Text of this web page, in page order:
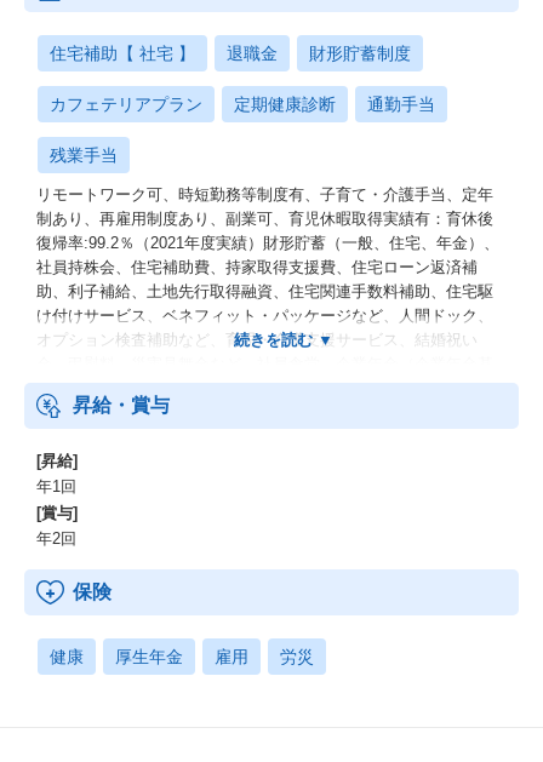
住宅補助【 社宅 】 退職金 財形貯蓄制度
カフェテリアプラン 定期健康診断 通勤手当
残業手当
リモートワーク可、時短勤務等制度有、子育て・介護手当、定年
制あり、再雇用制度あり、副業可、育児休暇取得実績有：育休後
復帰率:99.2％（2021年度実績）財形貯蓄（一般、住宅、年金）、
社員持株会、住宅補助費、持家取得支援費、住宅ローン返済補
助、利子補給、土地先行取得融資、住宅関連手数料補助、住宅駆
け付けサービス、ベネフィット・パッケージなど、人間ドック、
オプション検査補助など、育児・介護支援サービス、結婚祝い
金、確定拠出年金）、電気通信共済会(個人年金、遺児育英基金)
昇給・賞与
[昇給]
年1回
[賞与]
年2回
保険
健康 厚生年金 雇用 労災